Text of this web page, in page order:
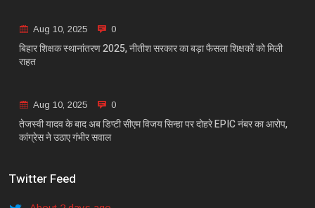
Aug 10, 2025 0
बिहार शिक्षक स्थानांतरण 2025, नीतीश सरकार का बड़ा फैसला शिक्षकों को मिली
राहत
Aug 10, 2025 0
तेजस्वी यादव के बाद अब डिप्टी सीएम विजय सिन्हा पर दोहरे EPIC नंबर का आरोप,
कांग्रेस ने उठाए गंभीर सवाल
Twitter Feed